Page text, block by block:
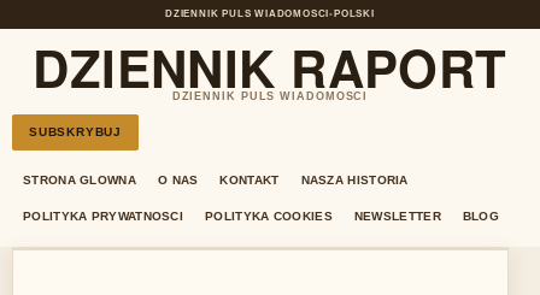
DZIENNIK PULS WIADOMOSCI• POLSKI
DZIENNIK RAPORT
DZIENNIK PULS WIADOMOSCI
SUBSKRYBUJ
STRONA GLOWNA O NAS KONTAKT NASZA HISTORIA
POLITYKA PRYWATNOSCI POLITYKA COOKIES NEWSLETTER BLOG